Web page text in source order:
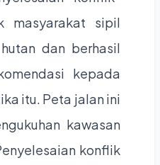
masyarakat sipil
dan berhasil
kepada
itu. Peta jalan ini
kawasan
konflik